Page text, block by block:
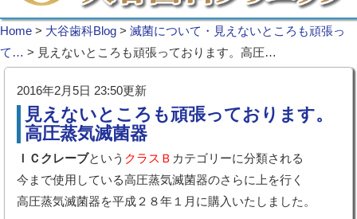
Home > 大谷歯科Blog > 滅菌について・見えないところも頑張っ
て… > 見えないところも頑張っております。高圧…
2016年2月5日 23:50更新
見えないところも頑張っております。
高圧蒸気滅菌器
ＩＣクレーブという クラスＢ カテゴリーに分類される
今まで使用している高圧蒸気滅菌器のさらに上を行く
高圧蒸気滅菌器を平成２８年１月に購入いたしました。